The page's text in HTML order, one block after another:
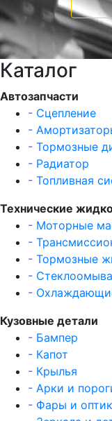
Каталог
Автозапчасти
- Сцепление
-
- Тормозные
- Радиатор
- Топливная
Технические
- Моторные
-
- Тормозные
-
-
Кузовные детали
- Бампер
- Капот
- Крылья
- Арки и
- Фары и